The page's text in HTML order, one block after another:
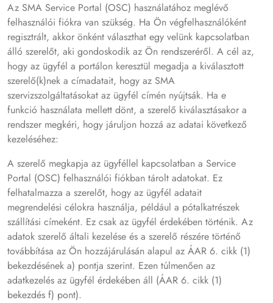
Az SMA Service Portal (OSC) használatához meglévő
felhasználói fiókra van szükség. Ha Ön végfelhasználóként
regisztrált, akkor önként választhat egy velünk kapcsolatban
álló szerelőt, aki gondoskodik az Ön rendszeréről. A cél az,
hogy az ügyfél a portálon keresztül megadja a kiválasztott
szerelő(k)nek a címadatait, hogy az SMA
szervizszolgáltatásokat az ügyfél címén nyújtsák. Ha e
funkció használata mellett dönt, a szerelő kiválasztásakor a
rendszer megkéri, hogy járuljon hozzá az adatai következő
kezeléséhez:
A szerelő megkapja az ügyféllel kapcsolatban a Service
Portal (OSC) felhasználói fiókban tárolt adatokat. Ez
felhatalmazza a szerelőt, hogy az ügyfél adatait
megrendelési célokra használja, például a pótalkatrészek
szállítási címeként. Ez csak az ügyfél érdekében történik. Az
adatok szerelő általi kezelése és a szerelő részére történő
továbbítása az Ön hozzájárulásán alapul az ÁAR 6. cikk (1)
bekezdésének a) pontja szerint. Ezen túlmenően az
adatkezelés az ügyfél érdekében áll (ÁAR 6. cikk (1)
bekezdés f) pont).